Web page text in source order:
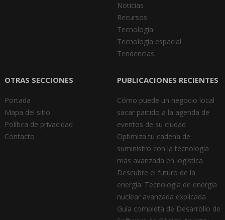
Noticias
Recursos
Tecnología
Tecnología espacial
Tendencias
OTRAS SECCIONES
Portada
Mapa del sitio
Política de privacidad
Contacto
PUBLICACIONES RECIENTES
Cómo puede un negocio local
sacar partido a la agenda de
eventos de su ciudad
Optimiza tu cadena de
suministro con la tecnología
más avanzada en logística
Descubre el futuro de la
energía: Tecnología de energía
nuclear avanzada explicada
Guía completa de Desarrollo de